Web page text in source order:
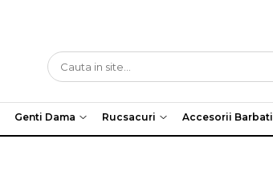
Genti Dama Rucsacuri Accesorii Barbati